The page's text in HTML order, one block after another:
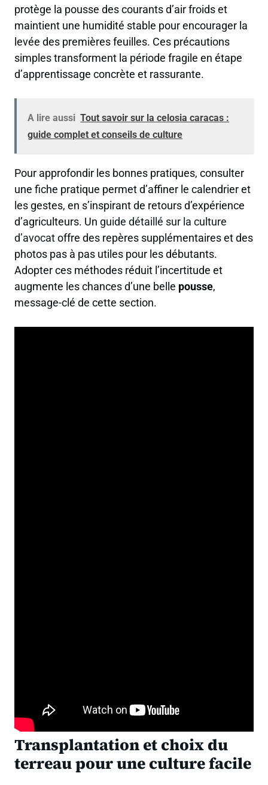
protège la pousse des courants d’air froids et
maintient une humidité stable pour encourager la
levée des premières feuilles. Ces précautions
simples transforment la période fragile en étape
d’apprentissage concrète et rassurante.
A lire aussi Tout savoir sur la celosia caracas :
guide complet et conseils de culture
Pour approfondir les bonnes pratiques, consulter
une fiche pratique permet d’affiner le calendrier et
les gestes, en s’inspirant de retours d’expérience
d’agriculteurs. Un guide détaillé sur la culture
d’avocatoffre des repères supplémentaires et des
photos pas à pas utiles pour les débutants.
Adopter ces méthodes réduit l’incertitude et
augmente les chances d’une belle pousse,
message-clé de cette section.
Transplantation et choix du
terreau pour une culture facile